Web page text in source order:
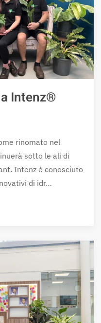
Intenz®
rinomato nel
sotto le ali di
Intenz è conosciuto
di idr…